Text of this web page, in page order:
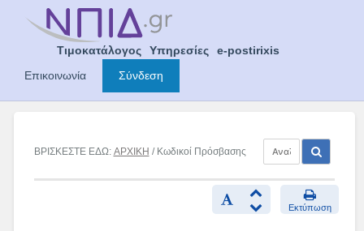
Τιμοκατάλογος Υπηρεσίες
e-postirixis
Επικοινωνία
Σύνδεση
ΒΡΙΣΚΕΣΤΕ ΕΔΩ: ΑΡΧΙΚΗ / Κωδικοί Πρόσβασης
Εκτύπωση